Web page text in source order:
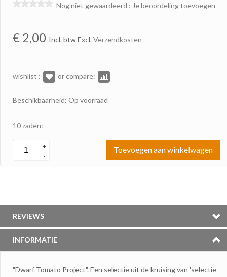
Nog niet gewaardeerd : Je beoordeling toevoegen
€ 2,00 Incl. btw Excl. Verzendkosten
wishlist : or compare:
Beschikbaarheid: Op voorraad
10 zaden:
+
-
Toevoegen aan winkelwagen
REVIEWS
INFORMATIE
"Dwarf Tomato Project". Een selectie uit de kruising van 'selectie